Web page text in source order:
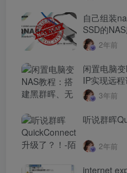
自己组装
SSD的
2年前
闲置电脑
IP实现远
3年前
听说群晖
2年前
internet